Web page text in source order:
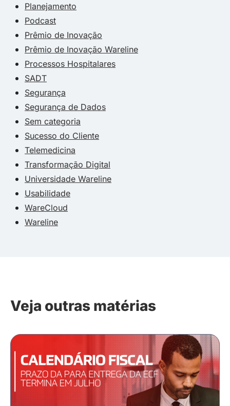
Planejamento
Podcast
Prêmio de Inovação
Prêmio de Inovação Wareline
Processos Hospitalares
SADT
Segurança
Segurança de Dados
Sem categoria
Sucesso do Cliente
Telemedicina
Transformação Digital
Universidade Wareline
Usabilidade
WareCloud
Wareline
Veja outras matérias